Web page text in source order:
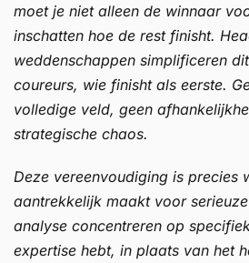
moet je niet alleen de winnaar
inschatten hoe de rest finisht.
weddenschappen simplificeren
coureurs, wie finisht als eerste.
volledige veld, geen
strategische chaos.
Deze vereenvoudiging is precies
aantrekkelijk maakt voor
analyse concentreren op
expertise hebt, in plaats van het